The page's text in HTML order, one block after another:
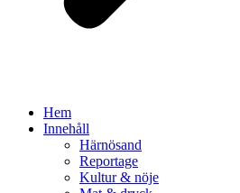
Hem
Innehåll
Härnösand
Reportage
Kultur & nöje